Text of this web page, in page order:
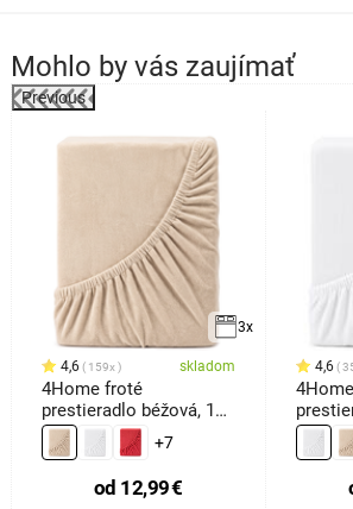
Mohlo by vás zaujímať
Previous
3x
4,6 159x skladom
4Home froté
prestieradlo béžová, 100
x 200 cm
+7
od 12,99€
4,6